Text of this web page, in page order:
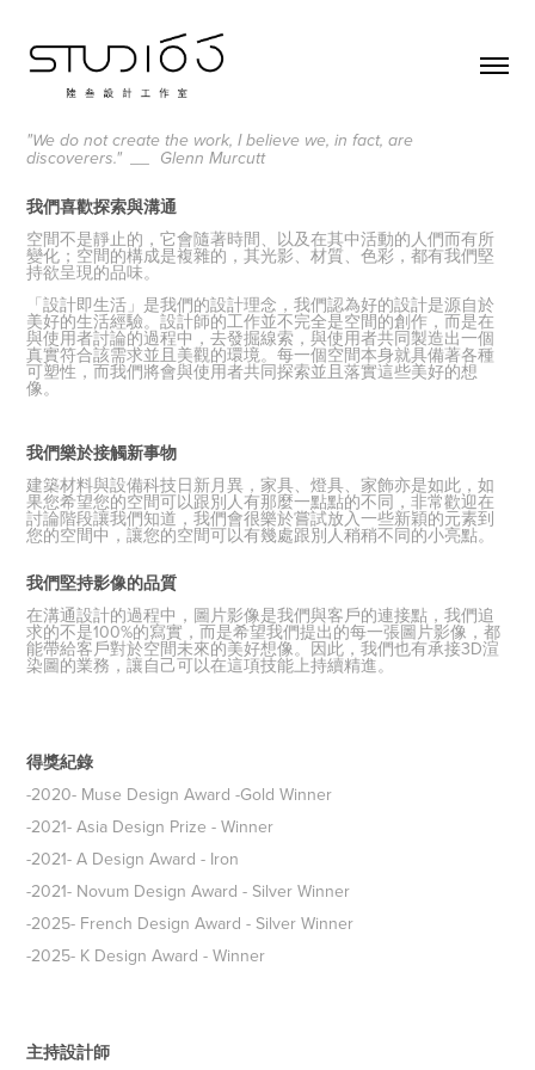
"We do not create the work, I believe we, in fact, are
discoverers." __ Glenn Murcutt
我們喜歡探索與溝通
空間不是靜止的，它會隨著時間、以及在其中活動的人們而有所
變化；空間的構成是複雜的，其光影、材質、色彩，都有我們堅
持欲呈現的品味。
「設計即生活」是我們的設計理念，我們認為好的設計是源自於
美好的生活經驗。設計師的工作並不完全是空間的創作，而是在
與使用者討論的過程中，去發掘線索，與使用者共同製造出一個
真實符合該需求並且美觀的環境。每一個空間本身就具備著各種
可塑性，而我們將會與使用者共同探索並且落實這些美好的想
像。
我們樂於接觸新事物
建築材料與設備科技日新月異，家具、燈具、家飾亦是如此，如
果您希望您的空間可以跟別人有那麼一點點的不同，非常歡迎在
討論階段讓我們知道，我們會很樂於嘗試放入一些新穎的元素到
您的空間中，讓您的空間可以有幾處跟別人稍稍不同的小亮點。
我們堅持影像的品質
在溝通設計的過程中，圖片影像是我們與客戶的連接點，我們追
求的不是100%的寫實，而是希望我們提出的每一張圖片影像，都
能帶給客戶對於空間未來的美好想像。因此，我們也有承接3D渲
染圖的業務，讓自己可以在這項技能上持續精進。
得獎紀錄
-2020- Muse Design Award -Gold Winner
-2021- Asia Design Prize - Winner
-2021- A Design Award - Iron
-2021- Novum Design Award - Silver Winner
-2025- French Design Award - Silver Winner
-2025- K Design Award - Winner
主持設計師